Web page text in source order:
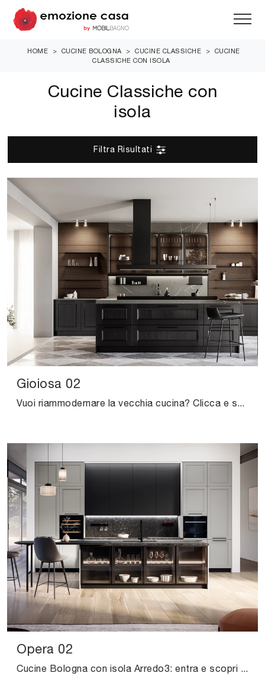
HOME > CUCINE BOLOGNA > CUCINE CLASSICHE >
CUCINE
CLASSICHE CON ISOLA
Cucine Classiche con
isola
Filtra Risultati
Gioiosa 02
Vuoi riammodernare la vecchia cucina? Clicca e scopri una ricca gamma di soluzioni classiche con isola: Gioiosa 02 ti sta aspettando!
Opera 02
Cucine Bologna con isola Arredo3: entra e scopri un universo di stile e design! La cucina tradizionale Opera 02 ti aspetta.